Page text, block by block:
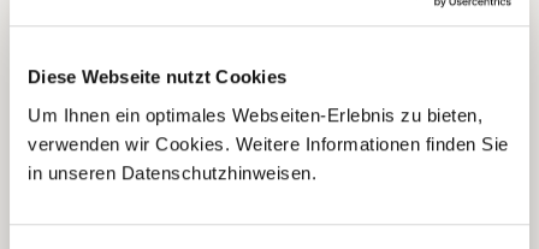
Diese Webseite nutzt Cookies
Um Ihnen ein optimales Webseiten-Erlebnis zu bieten,
verwenden wir Cookies. Weitere Informationen finden Sie
in unseren Datenschutzhinweisen.
3
Tourismuspreisen
ausgezeichnet und als
nachhaltiges Unternehmen
zertifiziert.